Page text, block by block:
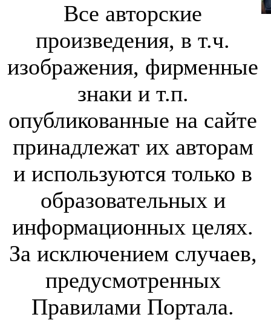
Все авторские
произведения, в т.ч.
изображения, фирменные
знаки и т.п.
опубликованные на сайте
принадлежат их авторам
и используются только в
образовательных и
информационных целях.
За исключением случаев,
предусмотренных
Правилами Портала.